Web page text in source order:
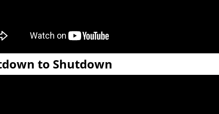
to Shutdown